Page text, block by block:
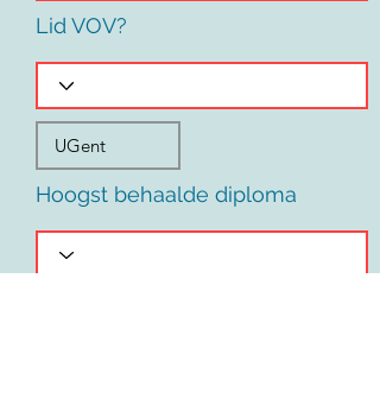
Lid VOV?
Hoogst behaalde diploma